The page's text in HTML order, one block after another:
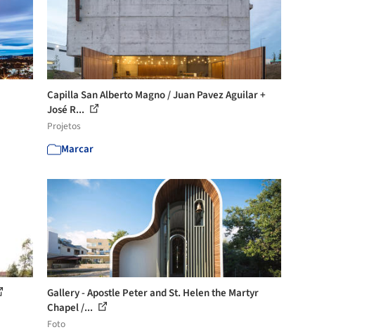
Capilla San Alberto Magno / Juan Pavez Aguilar +
José R...
Projetos
Marcar
Gallery - Apostle Peter and St. Helen the Martyr
Chapel /...
Foto